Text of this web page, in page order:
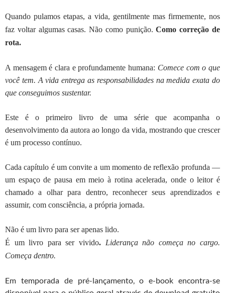
Quando pulamos etapas, a vida, gentilmente mas firmemente, nos
faz voltar algumas casas. Não como punição.Como correção de
rota.
A mensagem é clara e profundamente humana: Comece com o que
você tem. A vida entrega as responsabilidades na medida exata do
que conseguimos sustentar.
Este é o primeiro livro de uma série que acompanha o
desenvolvimento da autora ao longo da vida, mostrando que crescer
é um processo contínuo.
Cada capítulo é um convite a um momento de reflexão profunda —
um espaço de pausa em meio à rotina acelerada, onde o leitor é
chamado a olhar para dentro, reconhecer seus aprendizados e
assumir, com consciência, a própria jornada.
Não é um livro para ser apenas lido.
É um livro para ser vivido. Liderança não começa no cargo.
Começa dentro.
Em temporada de pré-lançamento, o e-book encontra-se